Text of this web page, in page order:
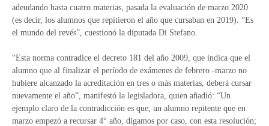
adeudando hasta cuatro materias, pasada la evaluación de marzo 2020
(es decir, los alumnos que repitieron el año que cursaban en 2019). “Es
el mundo del revés”, cuestionó la diputada Di Stefano.
“Esta norma contradice el decreto 181 del año 2009, que indica que el
alumno que al finalizar el período de exámenes de febrero -marzo no
hubiere alcanzado la acreditación en tres o más materias, deberá cursar
nuevamente el año”, manifestó la legisladora, quien añadió: “Un
ejemplo claro de la contradicción es que, un alumno repitente que en
marzo empezó a recursar 4° año, digamos por caso, con esta resolución;